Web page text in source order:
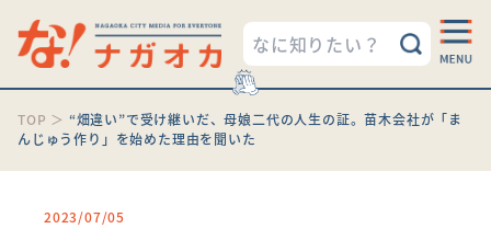
TOP ＞ “畑違い”で受け継いだ、母娘二代の人生の証。苗木会社が「ま
んじゅう作り」を始めた理由を聞いた
2023/07/05